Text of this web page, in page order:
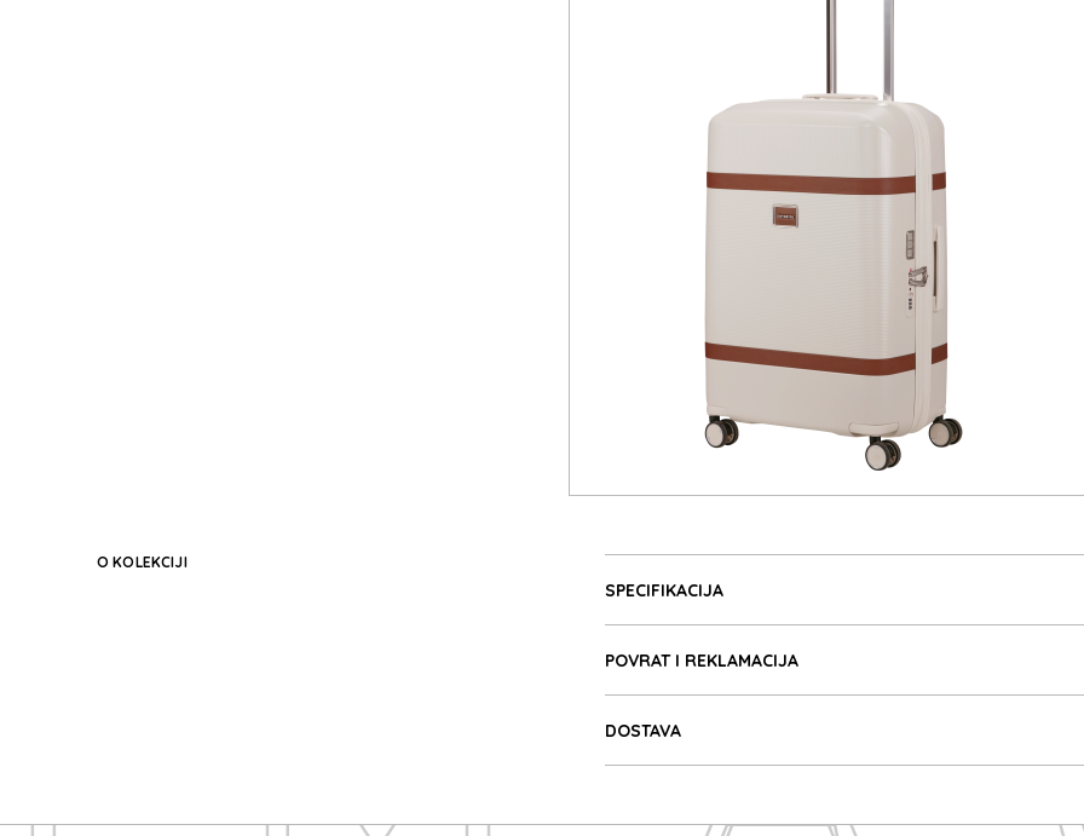
O KOLEKCIJI Detalji proizvoda
SPECIFIKACIJA
POVRAT I REKLAMACIJA
DOSTAVA